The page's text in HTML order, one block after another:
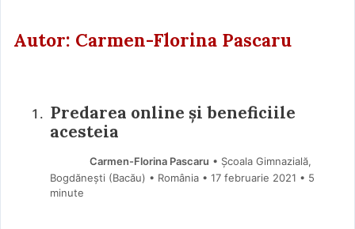
Autor: Carmen-Florina Pascaru
Predarea online și beneficiile
acesteia
Carmen-Florina Pascaru • Școala Gimnazială,
Bogdănești (Bacău) • România
17 februarie 2021 • 5
minute